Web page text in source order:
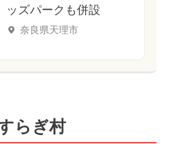
ッズパークも併設
奈良県天理市
らぎ村